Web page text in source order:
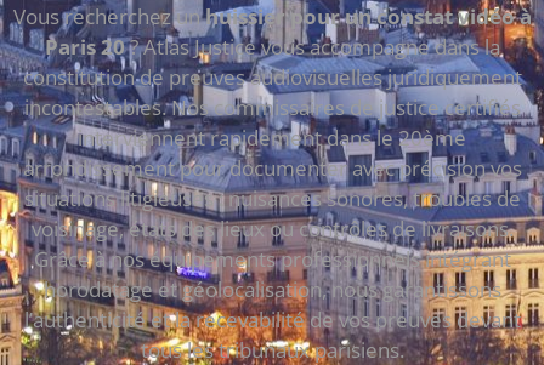
Vous recherchez unhuissier pour un constat vidéo à
Paris 20? Atlas Justice vous accompagne dans la
constitution de preuves audiovisuelles juridiquement
incontestables. Nos commissaires de justice certifiés
interviennent rapidement dans le 20ème
arrondissement pour documenter avec précision vos
situations litigieuses : nuisances sonores, troubles de
voisinage, états des lieux ou contrôles de livraisons.
Grâce à nos équipements professionnels intégrant
horodatage et géolocalisation, nous garantissons
l’authenticité et la recevabilité de vos preuves devant
tous les tribunaux parisiens.